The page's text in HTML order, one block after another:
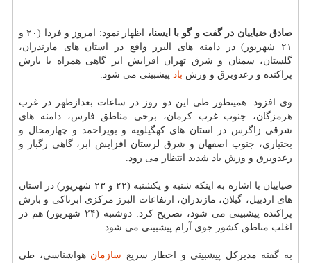
صادق ضیاییان در گفت و گو با ایسنا،
اظهار نمود: امروز و فردا (۲۰ و
۲۱ شهریور) در دامنه های البرز واقع در استان های مازندران،
گلستان، سمنان و شرق تهران افزایش ابر گاهی همراه با بارش
پراکنده و رعدوبرق و وزش باد پیشبینی می شود.
وی افزود: همینطور طی این دو روز در ساعات بعدازظهر در غرب
هرمزگان، جنوب غرب کرمان، برخی مناطق فارس، دامنه های
شرقی زاگرس در استان های کهگیلویه و بویراحمد و چهارمحال و
بختیاری، جنوب اصفهان و شرق لرستان افزایش ابر، گاهی رگبار و
رعدوبرق و وزش باد شدید انتظار می رود.
ضیاییان با اشاره به اینکه شنبه و یکشنبه (۲۲ و ۲۳ شهریور) در استان
های اردبیل، گیلان، مازندران، ارتفاعات البرز مرکزی ابرناکی و بارش
پراکنده پیشبینی می شود، تصریح کرد: دوشنبه (۲۴ شهریور) هم در
اغلب مناطق کشور جوی آرام پیشبینی می شود.
به گفته مدیرکل پیشبینی و اخطار سریع سازمان هواشناسی، طی